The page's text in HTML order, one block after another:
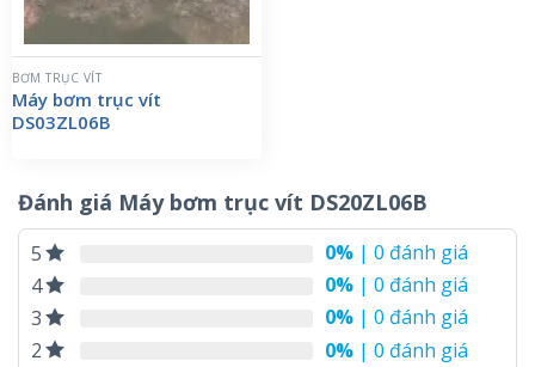
BƠM TRỤC VÍT
Máy bơm trục vít
DS03ZL06B
Đánh giá Máy bơm trục vít DS20ZL06B
5 0% | 0 đánh giá
4
0% | 0 đánh giá
3
0% | 0 đánh giá
2
0% | 0 đánh giá